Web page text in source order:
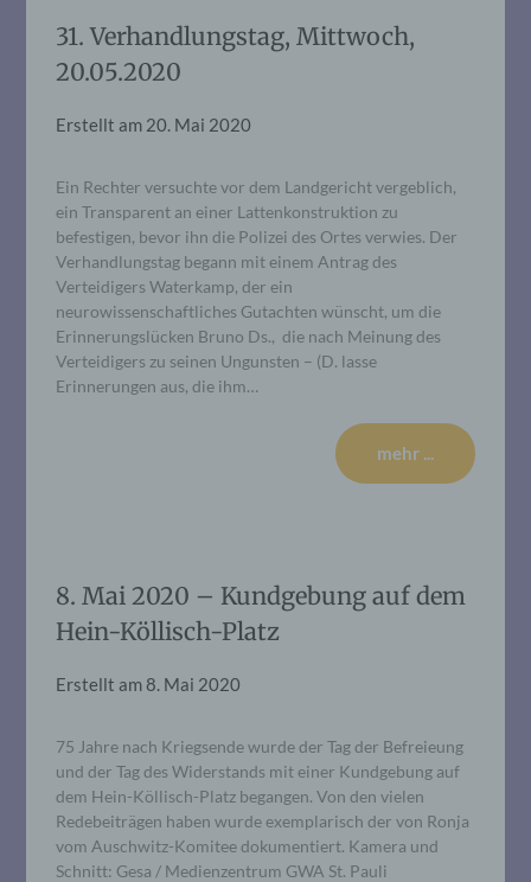
31. Verhandlungstag, Mittwoch,
20.05.2020
Erstellt am 20. Mai 2020
Ein Rechter versuchte vor dem Landgericht vergeblich,
ein Transparent an einer Lattenkonstruktion zu
befestigen, bevor ihn die Polizei des Ortes verwies. Der
Verhandlungstag begann mit einem Antrag des
Verteidigers Waterkamp, der ein
neurowissenschaftliches Gutachten wünscht, um die
Erinnerungslücken Bruno Ds., die nach Meinung des
Verteidigers zu seinen Ungunsten – (D. lasse
Erinnerungen aus, die ihm…
mehr ...
8. Mai 2020 – Kundgebung auf dem
Hein-Köllisch-Platz
Erstellt am8. Mai 2020
75 Jahre nach Kriegsende wurde der Tag der Befreieung
und der Tag des Widerstands mit einer Kundgebung auf
dem Hein-Köllisch-Platz begangen. Von den vielen
Redebeiträgen haben wurde exemplarisch der von Ronja
vom Auschwitz-Komitee dokumentiert. Kamera und
Schnitt: Gesa / Medienzentrum GWA St. Pauli